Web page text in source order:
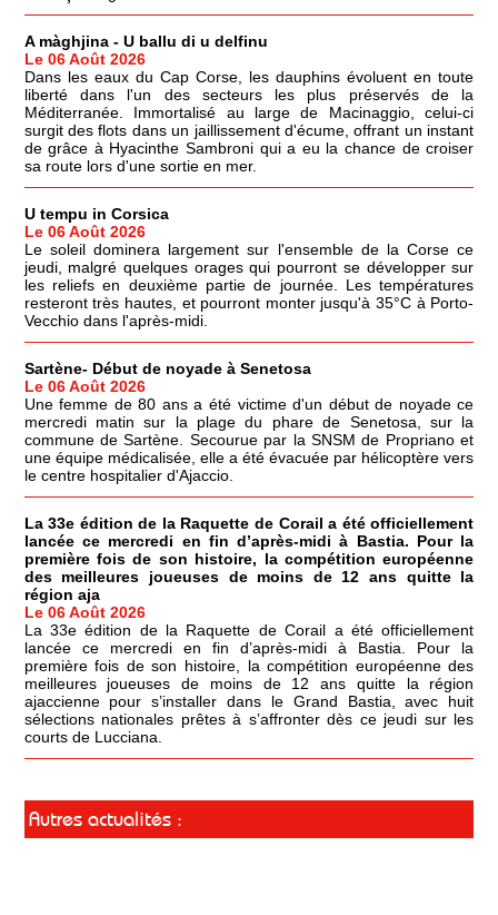
A màghjina - U ballu di u delfinu
Le 06 Août 2026
Dans les eaux du Cap Corse, les dauphins évoluent en toute
liberté dans l'un des secteurs les plus préservés de la
Méditerranée. Immortalisé au large de Macinaggio, celui-ci
surgit des flots dans un jaillissement d'écume, offrant un instant
de grâce à Hyacinthe Sambroni qui a eu la chance de croiser
sa route lors d'une sortie en mer.
U tempu in Corsica
Le 06 Août 2026
Le soleil dominera largement sur l'ensemble de la Corse ce
jeudi, malgré quelques orages qui pourront se développer sur
les reliefs en deuxième partie de journée. Les températures
resteront très hautes, et pourront monter jusqu'à 35°C à Porto-
Vecchio dans l'après-midi.
Sartène- Début de noyade à Senetosa
Le 06 Août 2026
Une femme de 80 ans a été victime d'un début de noyade ce
mercredi matin sur la plage du phare de Senetosa, sur la
commune de Sartène. Secourue par la SNSM de Propriano et
une équipe médicalisée, elle a été évacuée par hélicoptère vers
le centre hospitalier d'Ajaccio.
La 33e édition de la Raquette de Corail a été officiellement
lancée ce mercredi en fin d’après-midi à Bastia. Pour la
première fois de son histoire, la compétition européenne
des meilleures joueuses de moins de 12 ans quitte la
région aja
Le 06 Août 2026
La 33e édition de la Raquette de Corail a été officiellement
lancée ce mercredi en fin d’après-midi à Bastia. Pour la
première fois de son histoire, la compétition européenne des
meilleures joueuses de moins de 12 ans quitte la région
ajaccienne pour s’installer dans le Grand Bastia, avec huit
sélections nationales prêtes à s’affronter dès ce jeudi sur les
courts de Lucciana.
Autres actualités :